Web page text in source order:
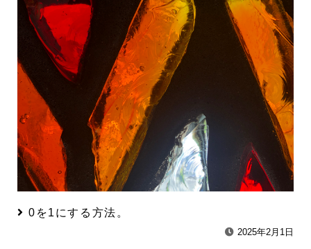
0を1にする方法。
2025年2月1日